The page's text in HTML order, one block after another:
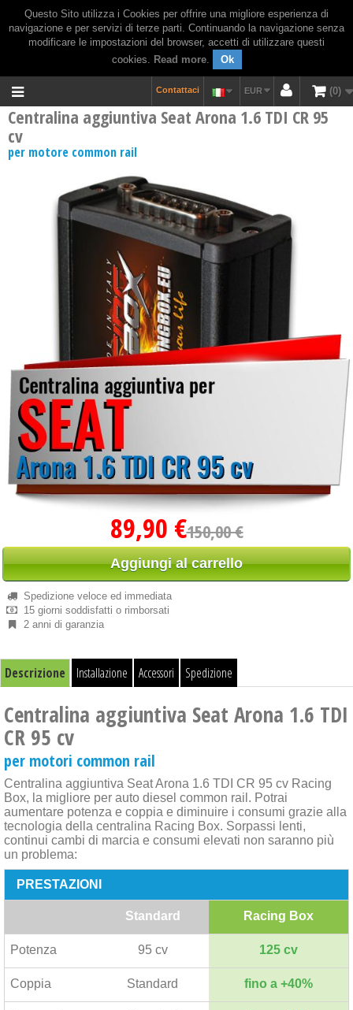
Questo Sito utilizza i Cookies per offrire una migliore esperienza di
navigazione e per servizi di terze parti. Continuando la navigazione senza
modificare le impostazioni del browser, accetti di utilizzare questi
cookies. Read more. Ok
0
EUR
Contattaci
Centralina aggiuntiva Seat Arona 1.6 TDI CR 95
cv
per motore common rail
89,90 €150,00 €
Aggiungi al carrello
Spedizione veloce ed immediata
15 giorni soddisfatti o rimborsati
2 anni di garanzia
Descrizione Installazione Accessori Spedizione
Centralina aggiuntiva Seat Arona 1.6 TDI
CR 95 cv
per motori common rail
Centralina aggiuntiva Seat Arona 1.6 TDI CR 95 cv Racing
Box, la migliore per auto diesel common rail. Potrai
aumentare potenza e coppia e diminuire i consumi grazie alla
tecnologia della centralina Racing Box. Sorpassi lenti,
continui cambi di marcia e consumi elevati non saranno più
un problema:
PRESTAZIONI
Standard Racing Box
Potenza 95 cv 125 cv
Coppia Standard fino a +40%